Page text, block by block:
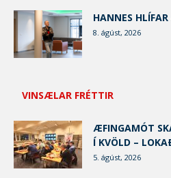
HANNES
8. ágúst, 2026
VINSÆLAR FRÉTTIR
ÆFINGAMÓT
Í KVÖLD –
5. ágúst, 2026